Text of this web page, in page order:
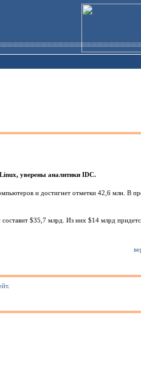
уверены аналитики IDC.
и достигнет отметки 42,6 млн. В
$35,7 млрд. Из них $14 млрд
.